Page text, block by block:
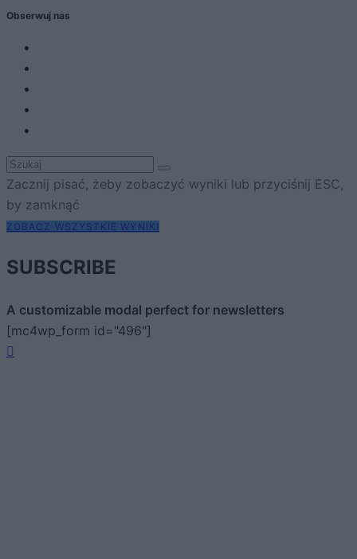
Obserwuj nas
Zacznij pisać, żeby zobaczyć wyniki lub przyciśnij ESC,
by zamknąć
ZOBACZ WSZYSTKIE WYNIKI
SUBSCRIBE
A customizable modal perfect for newsletters
[mc4wp_form id="496"]